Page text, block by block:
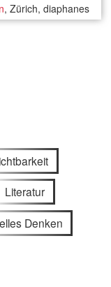
, Zürich, diaphanes
Literatur
Denken